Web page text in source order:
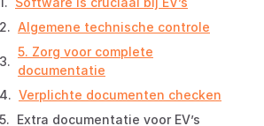
Algemene technische controle
5. Zorg voor complete
documentatie
Verplichte documenten checken
Extra documentatie voor EV’s